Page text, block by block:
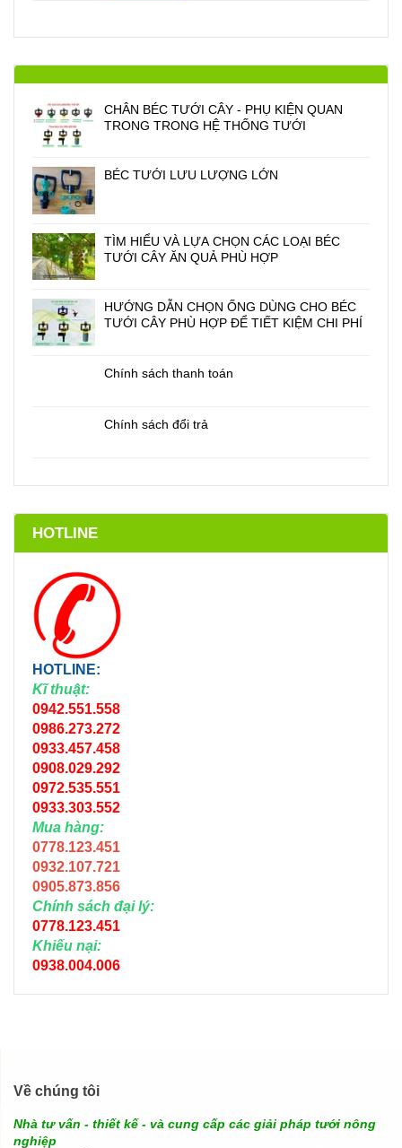
CHÂN BÉC TƯỚI CÂY - PHỤ KIỆN QUAN
TRONG TRONG HỆ THỐNG TƯỚI
BÉC TƯỚI LƯU LƯỢNG LỚN
TÌM HIỂU VÀ LỰA CHỌN CÁC LOẠI BÉC
TƯỚI CÂY ĂN QUẢ PHÙ HỢP
HƯỚNG DẪN CHỌN ỐNG DÙNG CHO BÉC
TƯỚI CÂY PHÙ HỢP ĐỂ TIẾT KIỆM CHI PHÍ
Chính sách thanh toán
Chính sách đổi trả
HOTLINE
HOTLINE:
Kĩ thuật:
0942.551.558
0986.273.272
0933.457.458
0908.029.292
0972.535.551
0933.303.552
Mua hàng:
0778.123.451
0932.107.721
0905.873.856
Chính sách đại lý:
0778.123.451
Khiếu nại:
0938.004.006
Về chúng tôi
Nhà tư vấn - thiết kế - và cung cấp các giải pháp tưới nông
nghiệp